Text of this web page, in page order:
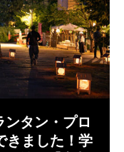
タン・プロ
きました！学